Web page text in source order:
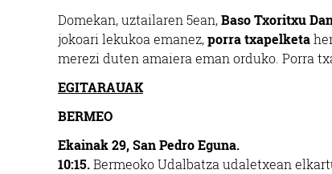
Domekan, uztailaren 5ean,Baso Txoritxu
jokoari lekukoa emanez,porra txapelketa
merezi duten amaiera eman orduko. Porra
EGITARAUAK
BERMEO
Ekainak 29,San Pedro Eguna.
10:15.Bermeoko Udalbatza udaletxean